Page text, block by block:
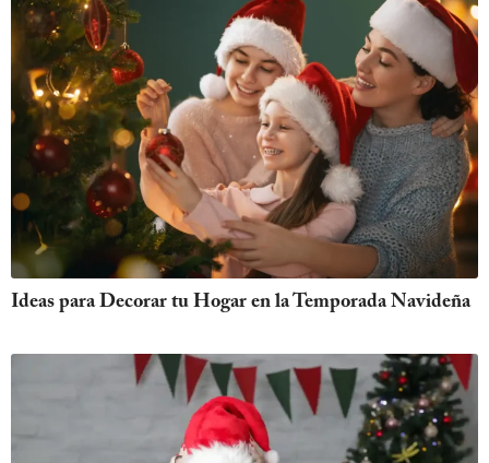
Ideas para Decorar tu Hogar en la Temporada Navideña